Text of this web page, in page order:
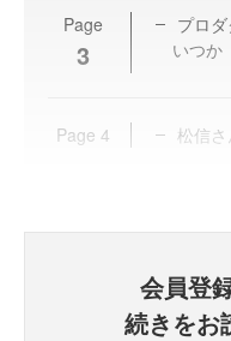
Page
3
プロ
いつか
Page 4 松信
会員登
続きをお